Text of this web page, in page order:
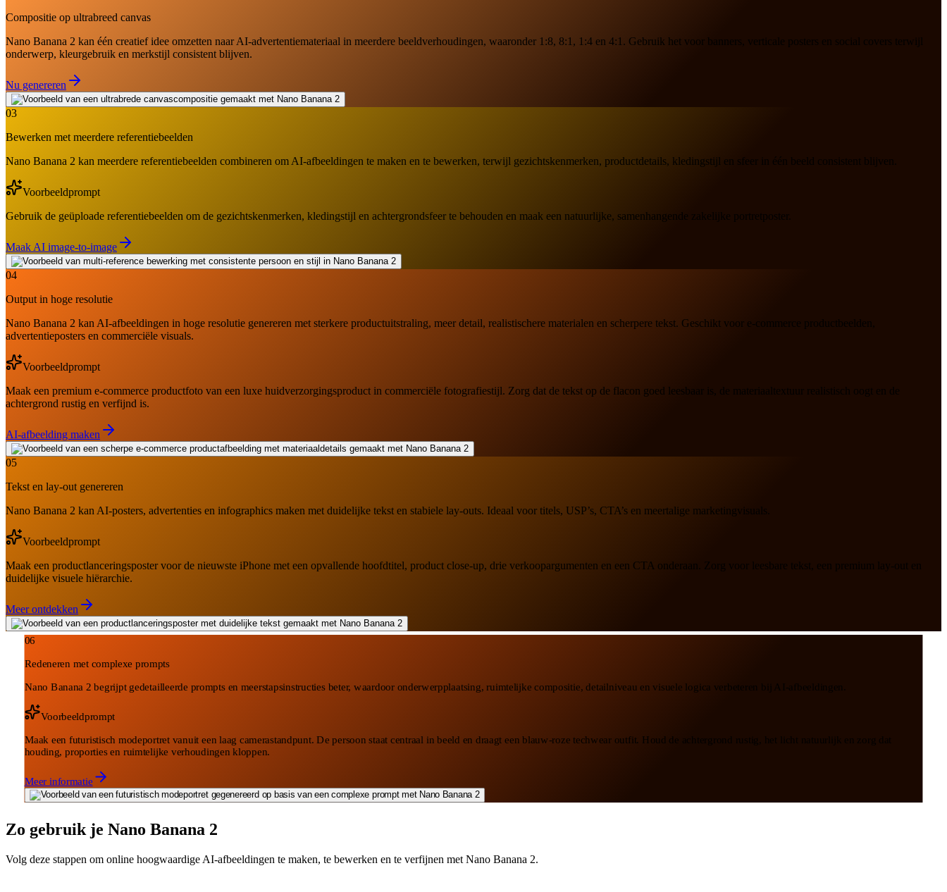
Compositie op ultrabreed canvas
Nano Banana 2 kan één creatief idee omzetten naar AI-advertentiemateriaal in meerdere beeldverhoudingen, waaronder 1:8, 8:1, 1:4 en 4:1. Gebruik het voor banners, verticale posters en social covers terwijl
onderwerp, kleurgebruik en merkstijl consistent blijven.
Nu genereren
03
Bewerken met meerdere referentiebeelden
Nano Banana 2 kan meerdere referentiebeelden combineren om AI-afbeeldingen te maken en te bewerken, terwijl gezichtskenmerken, productdetails, kledingstijl en sfeer in één beeld consistent blijven.
Voorbeeldprompt
Gebruik de geüploade referentiebeelden om de gezichtskenmerken, kledingstijl en achtergrondsfeer te behouden en maak een natuurlijke, samenhangende zakelijke portretposter.
Maak AI image-to-image
04
Output in hoge resolutie
Nano Banana 2 kan AI-afbeeldingen in hoge resolutie genereren met sterkere productuitstraling, meer detail, realistischere materialen en scherpere tekst. Geschikt voor e-commerce productbeelden,
advertentieposters en commerciële visuals.
Voorbeeldprompt
Maak een premium e-commerce productfoto van een luxe huidverzorgingsproduct in commerciële fotografiestijl. Zorg dat de tekst op de flacon goed leesbaar is, de materiaaltextuur realistisch oogt en de
achtergrond rustig en verfijnd is.
AI-afbeelding maken
05
Tekst en lay-out genereren
Nano Banana 2 kan AI-posters, advertenties en infographics maken met duidelijke tekst en stabiele lay-outs. Ideaal voor titels, USP’s, CTA’s en meertalige marketingvisuals.
Voorbeeldprompt
Maak een productlanceringsposter voor de nieuwste iPhone met een opvallende hoofdtitel, product close-up, drie verkoopargumenten en een CTA onderaan. Zorg voor leesbare tekst, een premium lay-out en
duidelijke visuele hiërarchie.
Meer ontdekken
06
Redeneren met complexe prompts
Nano Banana 2 begrijpt gedetailleerde prompts en meerstapsinstructies beter, waardoor onderwerpplaatsing, ruimtelijke compositie, detailniveau en visuele logica verbeteren bij AI-afbeeldingen.
Voorbeeldprompt
Maak een futuristisch modeportret vanuit een laag camerastandpunt. De persoon staat centraal in beeld en draagt een blauw-roze techwear outfit. Houd de achtergrond rustig, het licht natuurlijk en zorg dat
houding, proporties en ruimtelijke verhoudingen kloppen.
Meer informatie
Zo gebruik je Nano Banana 2
Volg deze stappen om online hoogwaardige AI-afbeeldingen te maken, te bewerken en te verfijnen met Nano Banana 2.